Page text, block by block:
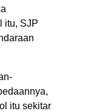
itu, SJP
itu sekitar